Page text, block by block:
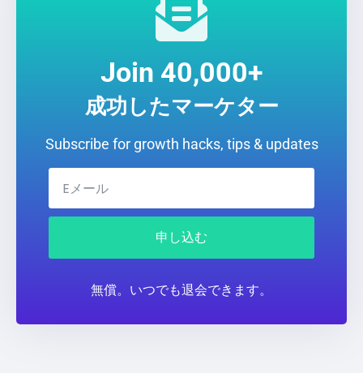
Join 40,000+
成功したマーケター
Subscribe for growth hacks, tips & updates
申し込む
無償。いつでも退会できます。